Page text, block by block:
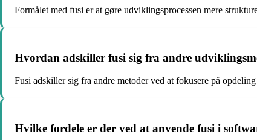
Formålet med fusi er at gøre udviklingsprocessen mere
Hvordan adskiller fusi sig fra andre
Fusi adskiller sig fra andre metoder ved at fokusere på
Hvilke fordele er der ved at anvende fusi i